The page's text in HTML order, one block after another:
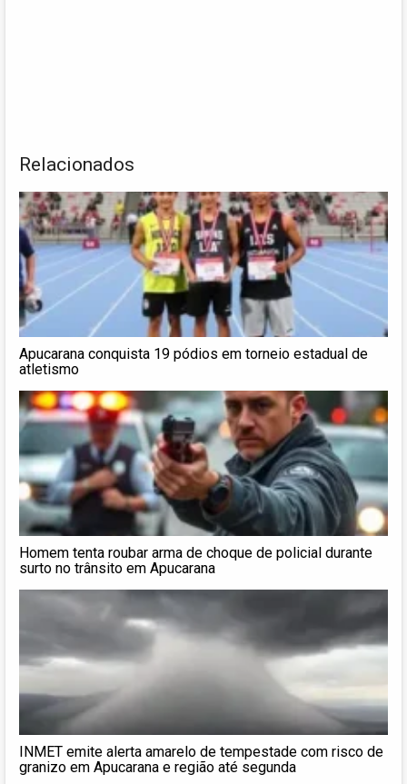
Relacionados
Apucarana conquista 19 pódios em torneio estadual de
atletismo
Homem tenta roubar arma de choque de policial durante
surto no trânsito em Apucarana
INMET emite alerta amarelo de tempestade com risco de
granizo em Apucarana e região até segunda